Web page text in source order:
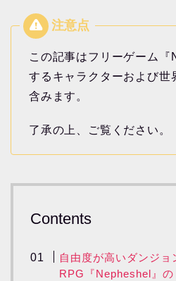
この記事はフリーゲーム
するキャラクターおよび世
含みます。
了承の上、ご覧ください。
Contents
自由度が高いダンジョ
RPG『Nepheshel』の